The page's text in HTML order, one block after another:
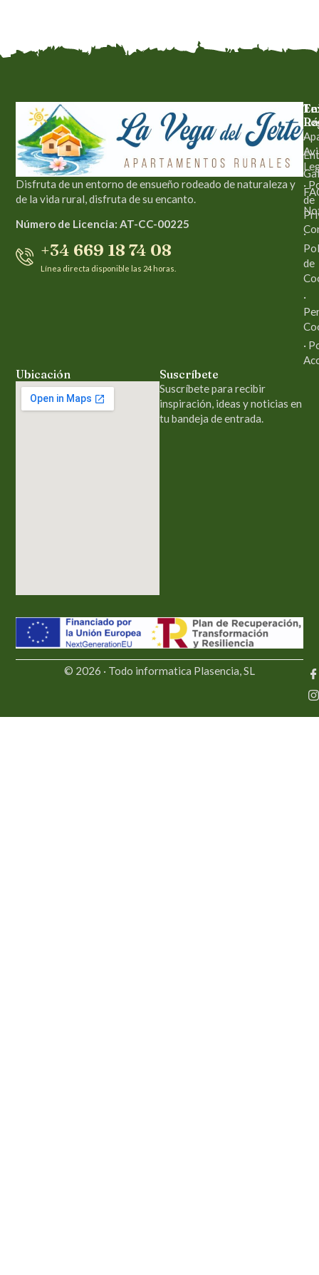
Disfruta de un entorno de ensueño rodeado de naturaleza y
de la vida rural, disfruta de su encanto.
Número de Licencia: AT-CC-00225
+34 669 18 74 08
Línea directa disponible las 24 horas.
·
·
de
·
de
·
·
Ubicación Suscríbete
Suscríbete para recibir
inspiración, ideas y noticias en
tu bandeja de entrada.
© 2026 · Todo informatica Plasencia, SL